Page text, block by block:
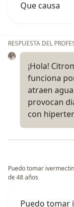
Que causa
RESPUESTA DEL
¡Hola!
funciona
atraen
provocan
con
Puedo tomar
de 48 años
Puedo tomar